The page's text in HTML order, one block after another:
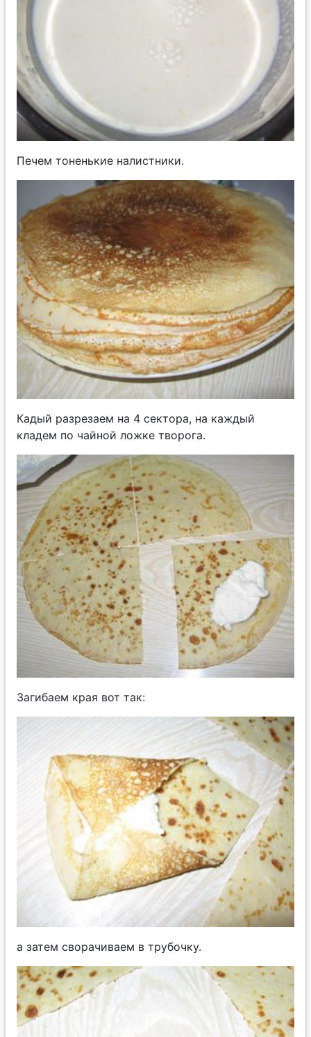
Печем тоненькие налистники.
Кадый разрезаем на 4 сектора, на каждый
кладем по чайной ложке творога.
Загибаем края вот так:
а затем сворачиваем в трубочку.